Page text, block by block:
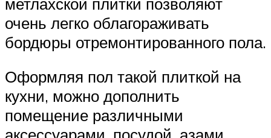
очень легко облагораживать
бордюры отремонтированного пола.
Оформляя пол такой плиткой на
кухни, можно дополнить
помещение различными